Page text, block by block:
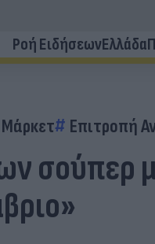
Ροή ΕιδήσεωνΕλλάδα
Επιτροπή